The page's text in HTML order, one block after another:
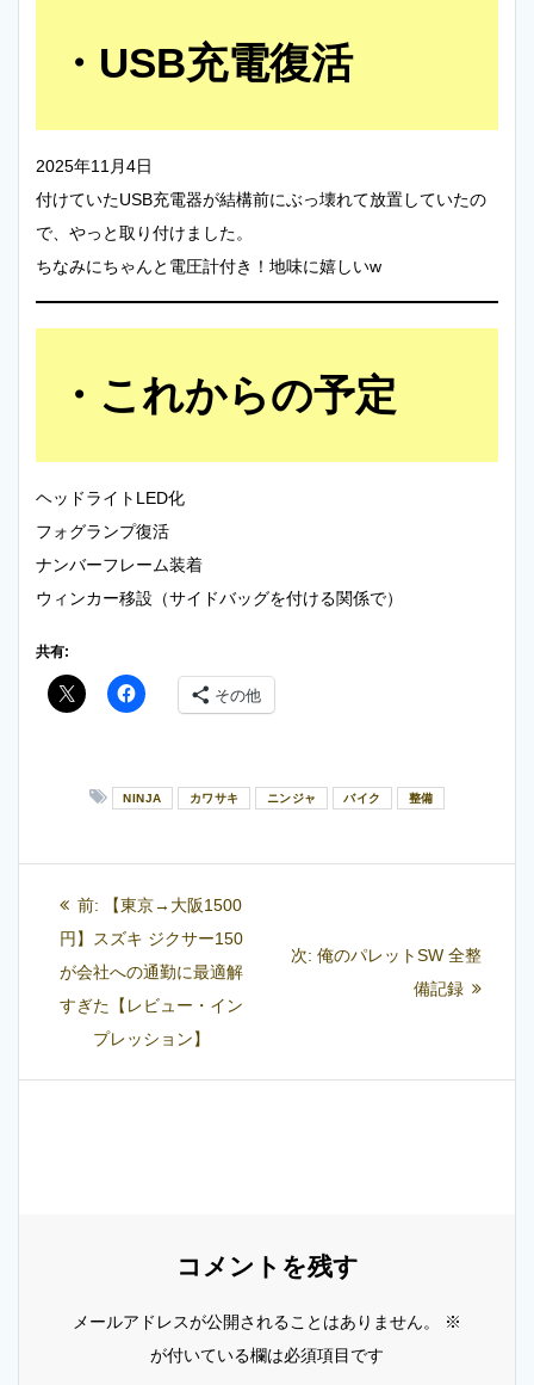
USB充電復活
2025年11月4日
付けていたUSB充電器が結構前にぶっ壊れて放置していたの
で、やっと取り付けました。
ちなみにちゃんと電圧計付き！地味に嬉しいw
これからの予定
ヘッドライトLED化
フォグランプ復活
ナンバーフレーム装着
ウィンカー移設（サイドバッグを付ける関係で）
共有:
その他
NINJA カワサキ ニンジャ バイク 整備
ナ
ゲ
前:
過
去
の
投
稿:
【東京→大阪1500
円】スズキ ジクサー150
が会社への通勤に最適解
すぎた【レビュー・イン
プレッション】
次: 次
俺のパレットSW 全整
備記録
コメントを残す
メールアドレスが公開されることはありません。
※
が付いている欄は必須項目です